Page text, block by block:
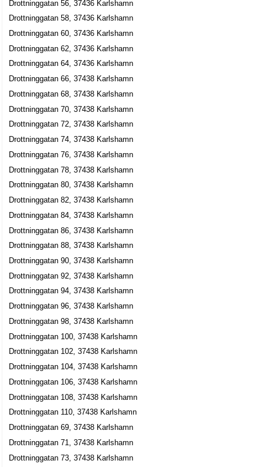
Tandläkare Oskar Lovén AB
Frans Oskar Lovén
0454-13395
Drottninggatan 40, 37435 Karlshamn
Bengt Ragnar Ågren
070-5882261
Revisionsbyrån Andersson & Co i Karlshamn AB
Jan Christer Persson
Drottninggatan 40-42, 37435 Karlshamn
Ylvas Presentbod
0454-10616
Drottninggatan 41, 37435 Karlshamn
Flora City Tillaeus AB
Eva Jennie Tillaeus
0454-31100
Drottninggatan 41, 37435 Karlshamn
Marzec Enterprise HB
Drottninggatan 42, 37435 Karlshamn
Onset Paintball HB
0470-47203
Drottninggatan 42, 37435 Karlshamn
Carlshamns Specialistklinik AB
Kjell Åke Paradis
Drottninggatan 42, 37435 Karlshamn
CSK Invest AB
Kjell Åke Paradis
Drottninggatan 42, 37435 Karlshamn
Drottninggatan 56, 37436 Karlshamn
Drottninggatan 58, 37436 Karlshamn
Drottninggatan 60, 37436 Karlshamn
Drottninggatan 62, 37436 Karlshamn
Drottninggatan 64, 37436 Karlshamn
Drottninggatan 66, 37438 Karlshamn
Drottninggatan 68, 37438 Karlshamn
Drottninggatan 70, 37438 Karlshamn
Drottninggatan 72, 37438 Karlshamn
Drottninggatan 74, 37438 Karlshamn
Drottninggatan 76, 37438 Karlshamn
Drottninggatan 78, 37438 Karlshamn
Drottninggatan 80, 37438 Karlshamn
Drottninggatan 82, 37438 Karlshamn
Drottninggatan 84, 37438 Karlshamn
Drottninggatan 86, 37438 Karlshamn
Drottninggatan 88, 37438 Karlshamn
Drottninggatan 90, 37438 Karlshamn
Drottninggatan 92, 37438 Karlshamn
Drottninggatan 94, 37438 Karlshamn
Drottninggatan 96, 37438 Karlshamn
Drottninggatan 98, 37438 Karlshamn
Drottninggatan 100, 37438 Karlshamn
Drottninggatan 102, 37438 Karlshamn
Drottninggatan 104, 37438 Karlshamn
Drottninggatan 106, 37438 Karlshamn
Drottninggatan 108, 37438 Karlshamn
Drottninggatan 110, 37438 Karlshamn
Drottninggatan 69, 37438 Karlshamn
Drottninggatan 71, 37438 Karlshamn
Drottninggatan 73, 37438 Karlshamn